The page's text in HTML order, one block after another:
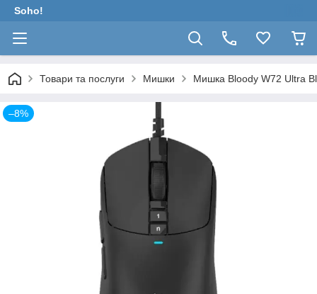
Soho!
Товари та послуги Мишки Мишка Bloody W72 Ultra
–8%